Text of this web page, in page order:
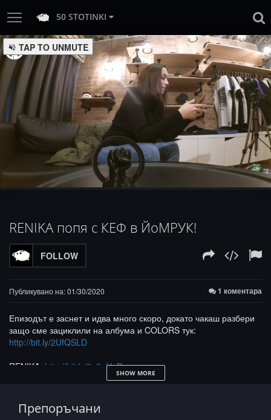
50 STOTINKI
Loaded
0%
Progress
0%
RENIKA попя с КЕФ в ЙоМРУК!
FOLLOW
Публикувано на: 01/30/2020 1 коментара
Епизодът е заснет и идва много скоро, докато чакаш разбери
защо сме зациклили на албума и COLORS тук:
http://bit.ly/2UfQSLD
RENIKA: http://bit.ly/2u2nUnD
http://bit.ly/2SS4MReSHOW MORE
Препоръчани